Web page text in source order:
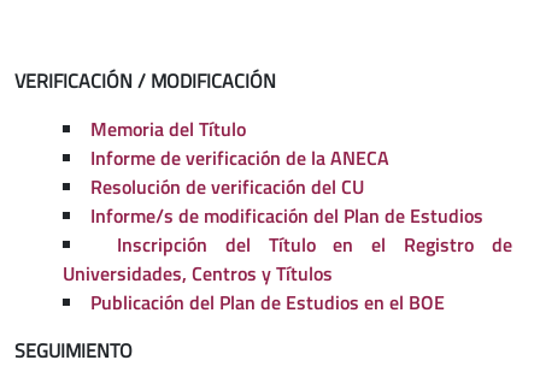
VERIFICACIÓN / MODIFICACIÓN
Memoria del Título
Informe de verificación de la ANECA
Resolución de verificación del CU
Informe/s de modificación del Plan de Estudios
Inscripción del Título en el Registro de
Universidades, Centros y Títulos
Publicación del Plan de Estudios en el BOE
SEGUIMIENTO